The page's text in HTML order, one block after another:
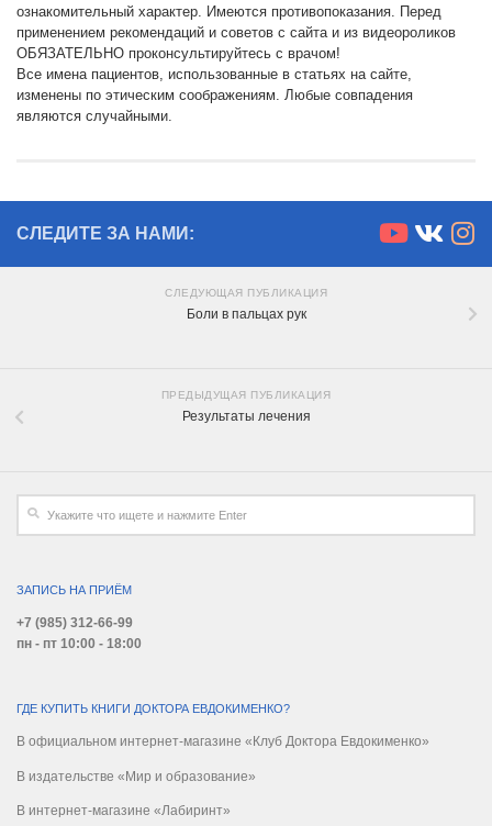
ознакомительный характер. Имеются противопоказания. Перед
применением рекомендаций и советов с сайта и из видеороликов
ОБЯЗАТЕЛЬНО проконсультируйтесь с врачом!
Все имена пациентов, использованные в статьях на сайте,
изменены по этическим соображениям. Любые совпадения
являются случайными.
СЛЕДИТЕ ЗА НАМИ:
СЛЕДУЮЩАЯ ПУБЛИКАЦИЯ
Боли в пальцах рук
ПРЕДЫДУЩАЯ ПУБЛИКАЦИЯ
Результаты лечения
ЗАПИСЬ НА ПРИЁМ
+7 (985) 312-66-99
пн - пт 10:00 - 18:00
ГДЕ КУПИТЬ КНИГИ ДОКТОРА ЕВДОКИМЕНКО?
В официальном интернет-магазине «Клуб Доктора Евдокименко»
В издательстве «Мир и образование»
В интернет-магазине «Лабиринт»